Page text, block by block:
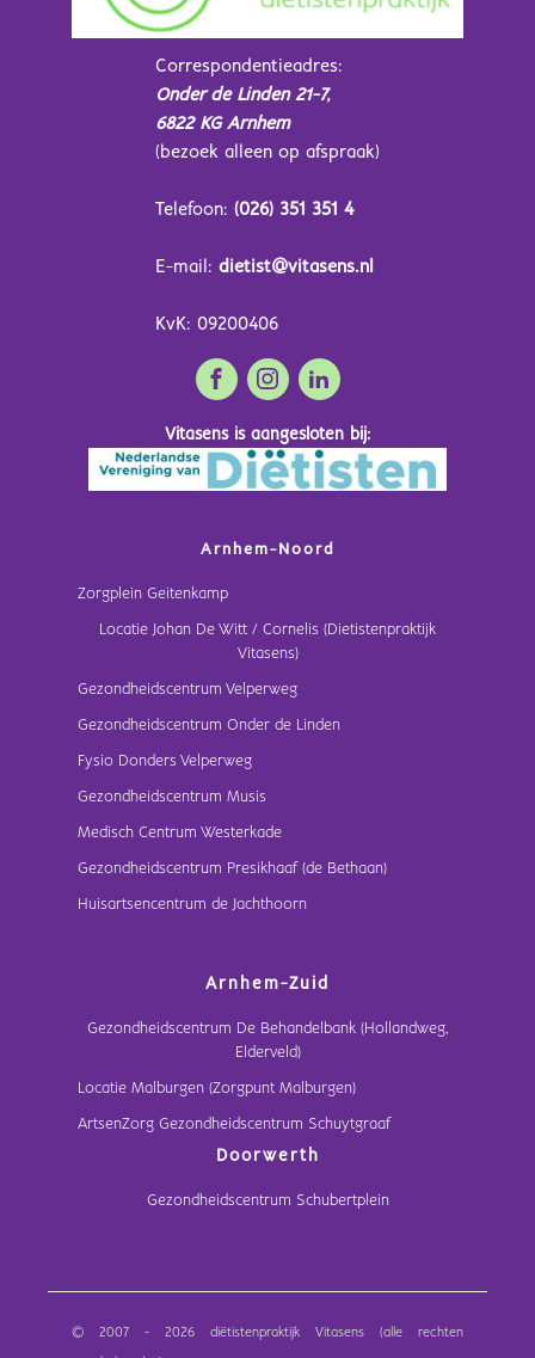
Correspondentieadres:
Onder de Linden 21-7,
6822 KG Arnhem
(bezoek alleen op afspraak)
Telefoon: (026) 351 351 4
E-mail: dietist@vitasens.nl
KvK: 09200406
Vitasens is aangesloten bij:
Arnhem-Noord
Zorgplein Geitenkamp
Locatie Johan De Witt / Cornelis (Dietistenpraktijk
Vitasens)
Gezondheidscentrum Velperweg
Gezondheidscentrum Onder de Linden
Fysio Donders Velperweg
Gezondheidscentrum Musis
Medisch Centrum Westerkade
Gezondheidscentrum Presikhaaf (de Bethaan)
Huisartsencentrum de Jachthoorn
Arnhem-Zuid
Gezondheidscentrum De Behandelbank (Hollandweg,
Elderveld)
Locatie Malburgen (Zorgpunt Malburgen)
ArtsenZorg Gezondheidscentrum Schuytgraaf
Doorwerth
Gezondheidscentrum Schubertplein
© 2007 - 2026 diëtistenpraktijk Vitasens (alle rechten